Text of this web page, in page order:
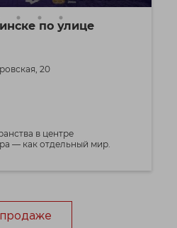
по улице
20
в центре
— как отдельный мир.